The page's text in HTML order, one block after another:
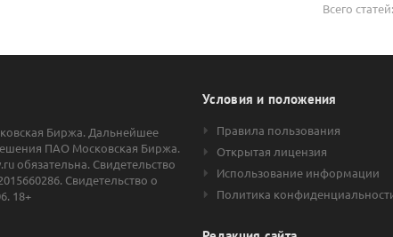
Всего статей:
Биржа. Дальнейшее
ПАО Московская Биржа.
обязательна. Свидетельство
Свидетельство о
18+
Условия и положения
Правила пользования
Открытая лицензия
Использование информации
Политика